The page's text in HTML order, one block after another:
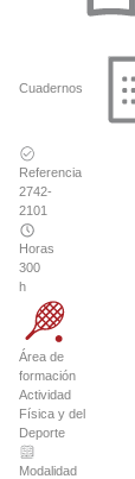
Cuadernos
Referencia
2742-
2101
Horas
300
h
Área de
formación
Actividad
Física y del
Deporte
Modalidad